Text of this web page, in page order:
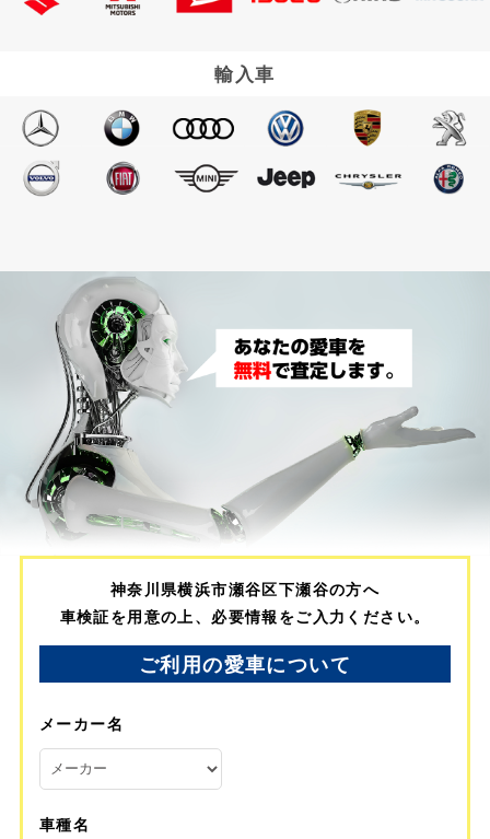
輸入車
神奈川県横浜市瀬谷区下瀬谷の方へ
車検証を用意の上、必要情報をご入力ください。
ご利用の愛車について
メーカー名
車種名